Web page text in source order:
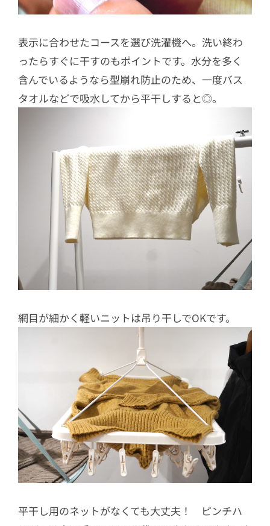
表示に合わせたコースを選び洗濯機へ。洗い終わ
ったらすぐに干すのもポイントです。水分を多く
含んでいるようなら型崩れ防止のため、一度バス
タオルなどで吸水してから平干しすると◎。
網目が細かく軽いニットは吊り干しでOKです。
平干し用のネットがなくても大丈夫！ ピンチハ